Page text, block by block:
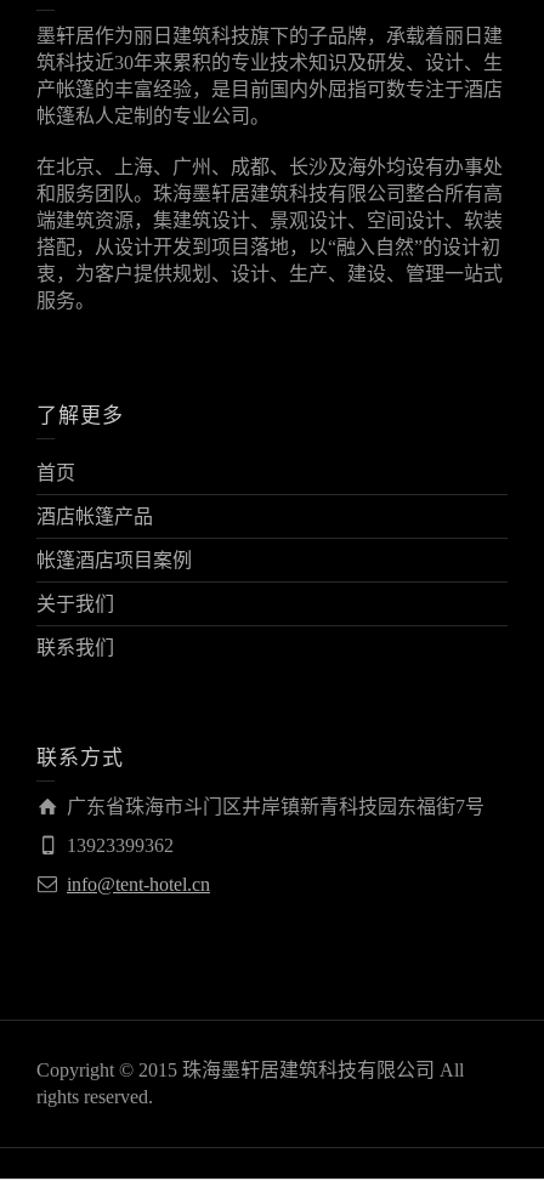
墨轩居作为丽日建筑科技旗下的子品牌，承载着丽日建
筑科技近30年来累积的专业技术知识及研发、设计、生
产帐篷的丰富经验，是目前国内外屈指可数专注于酒店
帐篷私人定制的专业公司。
在北京、上海、广州、成都、长沙及海外均设有办事处
和服务团队。珠海墨轩居建筑科技有限公司整合所有高
端建筑资源，集建筑设计、景观设计、空间设计、软装
搭配，从设计开发到项目落地，以“融入自然”的设计初
衷，为客户提供规划、设计、生产、建设、管理一站式
服务。
了解更多
首页
酒店帐篷产品
帐篷酒店项目案例
关于我们
联系我们
联系方式
广东省珠海市斗门区井岸镇新青科技园东福街7号
13923399362
info@tent-hotel.cn
Copyright © 2015 珠海墨轩居建筑科技有限公司 All
rights reserved.